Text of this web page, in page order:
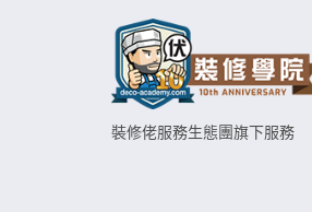
裝修佬服務生態團旗下服務